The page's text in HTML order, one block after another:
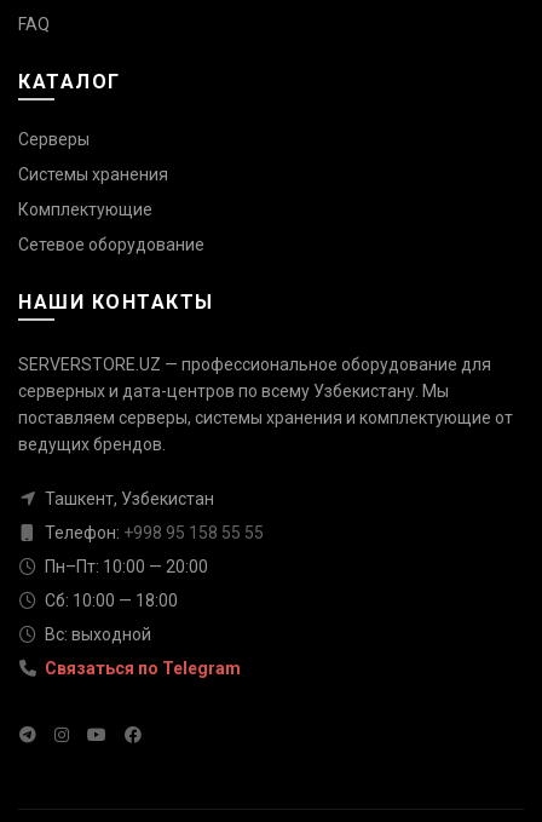
FAQ
КАТАЛОГ
Серверы
Системы хранения
Комплектующие
Сетевое оборудование
НАШИ КОНТАКТЫ
SERVERSTORE.UZ — профессиональное оборудование для
серверных и дата-центров по всему Узбекистану. Мы
поставляем серверы, системы хранения и комплектующие от
ведущих брендов.
Ташкент, Узбекистан
Телефон: +998 95 158 55 55
Пн–Пт: 10:00 — 20:00
Сб: 10:00 — 18:00
Вс: выходной
Связаться по Telegram
Связаться с нами
Телефон
info@serverstore.uz